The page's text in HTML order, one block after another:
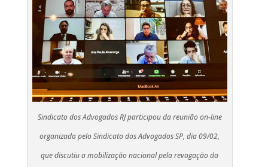
Sindicato dos Advogados RJ participou da reunião on-line
organizada pelo Sindicato dos Advogados SP, dia 09/02,
que discutiu a mobilização nacional pela revogação da